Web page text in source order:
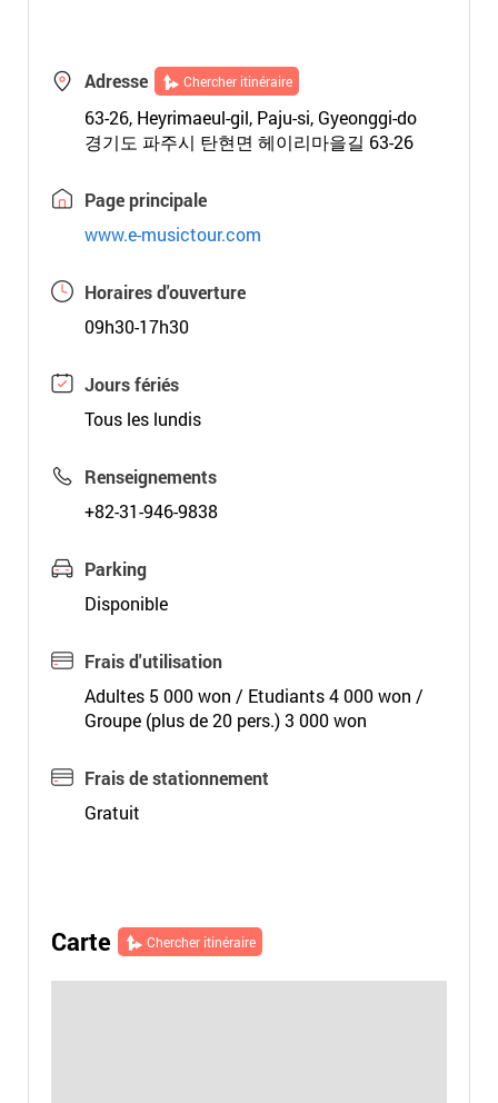
Adresse Chercher itinéraire
63-26, Heyrimaeul-gil, Paju-si, Gyeonggi-do
경기도 파주시 탄현면 헤이리마을길 63-26
Page principale
www.e-musictour.com
Horaires d'ouverture
09h30-17h30
Jours fériés
Tous les lundis
Renseignements
+82-31-946-9838
Parking
Disponible
Frais d'utilisation
Adultes 5 000 won / Etudiants 4 000 won /
Groupe (plus de 20 pers.) 3 000 won
Frais de stationnement
Gratuit
Carte Chercher itinéraire